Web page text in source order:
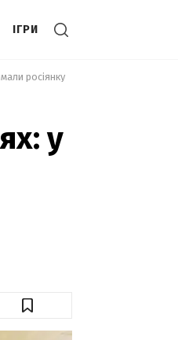
ІГРИ
росіянку
у